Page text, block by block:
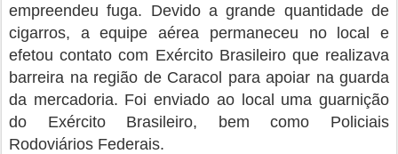
empreendeu fuga. Devido a grande quantidade de
cigarros, a equipe aérea permaneceu no local e
efetou contato com Exército Brasileiro que realizava
barreira na região de Caracol para apoiar na guarda
da mercadoria. Foi enviado ao local uma guarnição
do Exército Brasileiro, bem como Policiais
Rodoviários Federais.